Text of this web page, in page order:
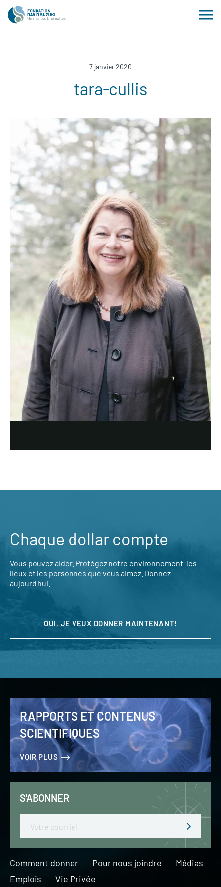
7 janvier 2020
tara-cullis
Chaque dollar compte
Vous pouvez aider. Protégez notre environnement, les
lieux et les personnes que vous aimez. Donnez
aujourd’hui.
OUI, JE VEUX DONNER MAINTENANT!
RAPPORTS ET CONTENUS
SCIENTIFIQUES
VOIR PLUS
S'ABONNER
Comment donner Pour nous joindre
Médias
Emplois
Vie Privée